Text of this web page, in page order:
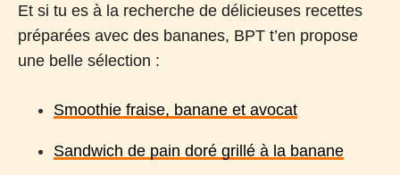
Et si tu es à la recherche de délicieuses recettes
préparées avec des bananes, BPT t’en propose
une belle sélection :
Smoothie fraise, banane et avocat
Sandwich de pain doré grillé à la banane